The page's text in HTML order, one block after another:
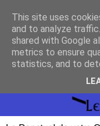
This site uses
and to analyze
shared with Google
metrics to ensure
statistics, and to